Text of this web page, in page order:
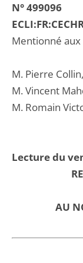
N° 499096
Mentionné
M. Pierre
M. Vincent
M. Romain
Lecture du
AU